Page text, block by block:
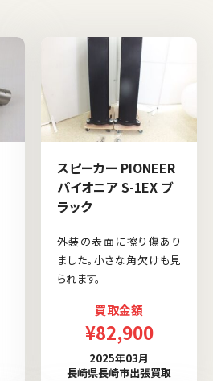
スピーカー PIONEER
パイオニア S-1EX ブ
ラック
外装の表面に擦り傷あり
ました。小さな角欠けも見
られます。
買取金額
¥82,900
2025年03月
長崎県長崎市出張買取